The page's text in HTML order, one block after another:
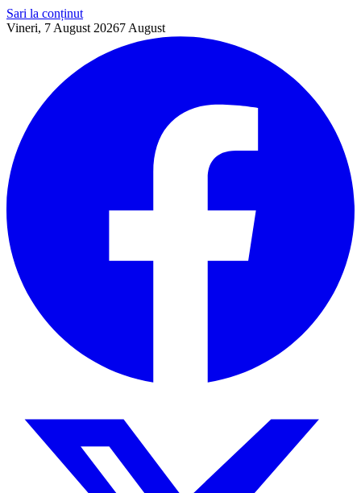
Sari la conținut
Vineri, 7 August 20267 August